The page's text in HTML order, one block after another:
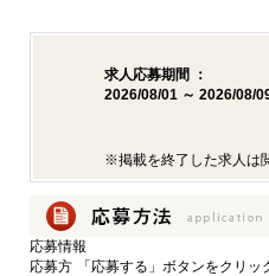
求人応募期間 ：
2026/08/01 ～ 2026/08/
※掲載を終了した求人は
応募情報
応募方
「応募する」ボタンをクリ